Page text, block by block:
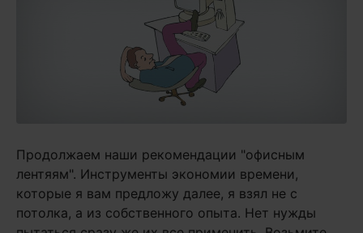
Продолжаем наши рекомендации "офисным
лентяям". Инструменты экономии времени,
которые я вам предложу далее, я взял не с
потолка, а из собственного опыта. Нет нужды